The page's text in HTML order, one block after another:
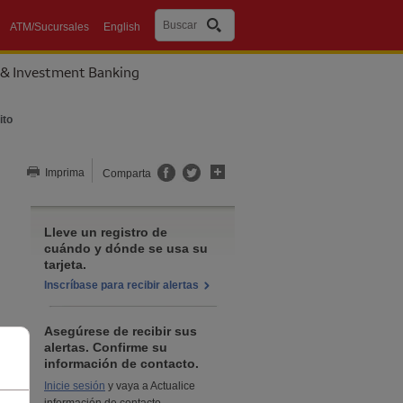
ATM/Sucursales English Buscar
Investment Banking
Imprima Comparta
Lleve un registro de
cuándo y dónde se usa su
tarjeta.
Inscríbase para recibir alertas
Asegúrese de recibir sus
alertas. Confirme su
información de contacto.
Inicie sesión y vaya a Actualice